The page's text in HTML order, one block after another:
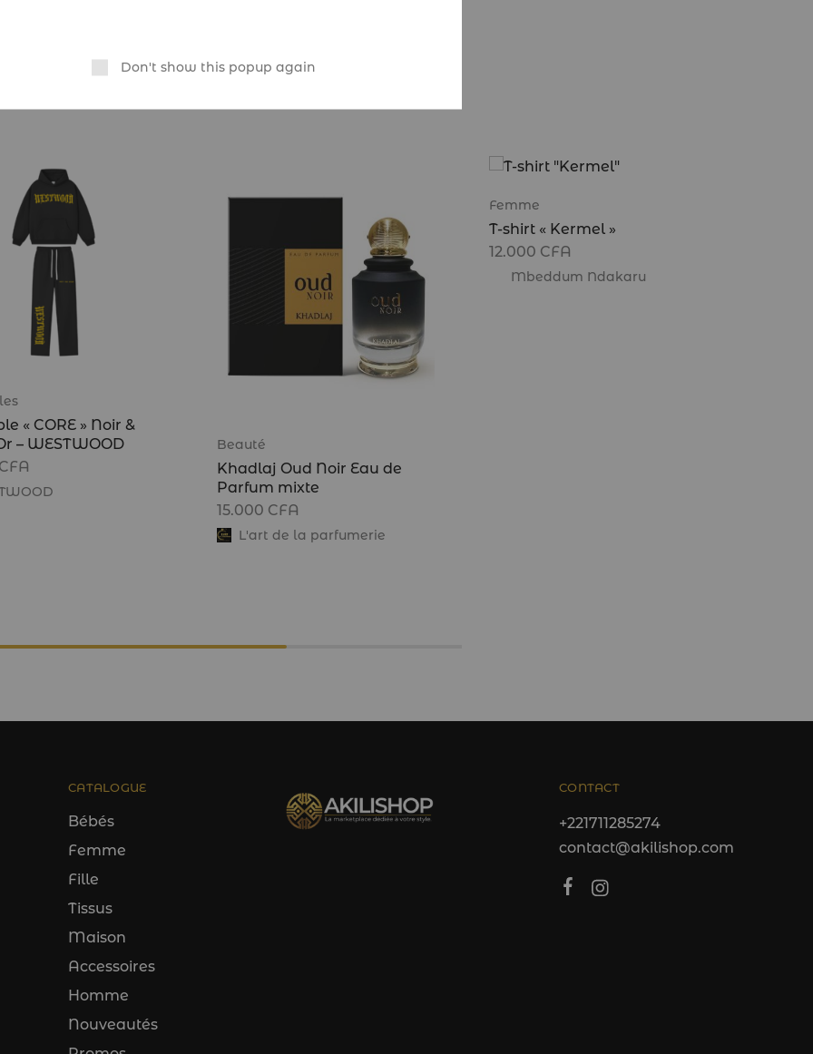
Related Products
« CORE » Noir &
– WESTWOOD
CFA
Beauté
Khadlaj Oud Noir Eau de
Parfum mixte
15.000 CFA
L'art de la parfumerie
Femme
T-shirt « Kermel »
12.000 CFA
Mbeddum Ndakaru
CATALOGUE
Bébés
Femme
Fille
Tissus
Maison
Accessoires
Homme
Nouveautés
CONTACT
+221711285274
contact@akilishop.com
Don't show this popup again